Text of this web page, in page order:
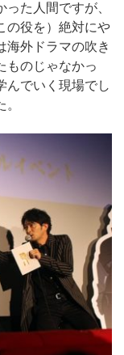
た人間ですが、
の役を）絶対にや
海外ドラマの吹き
ものじゃなかっ
んでいく現場でし